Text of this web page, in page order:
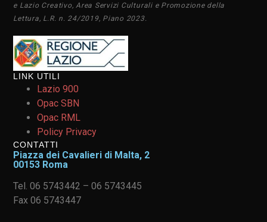
e Lazio Creativo, Area Servizi Culturali e Promozione della
Lettura, L.R. n. 24/2019, Piano 2023.
LINK UTILI
Lazio 900
Opac SBN
Opac RML
Policy Privacy
CONTATTI
Piazza dei Cavalieri di Malta, 2
00153 Roma
Tel. 06 5743442 – 06 5743445
Fax 06 5743447